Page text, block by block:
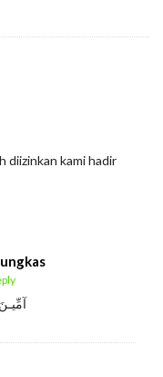
diizinkan kami hadir